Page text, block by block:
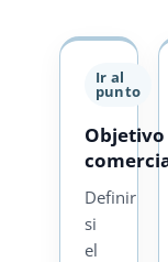
Ir al
punto
Objetivo
Definir
si
el